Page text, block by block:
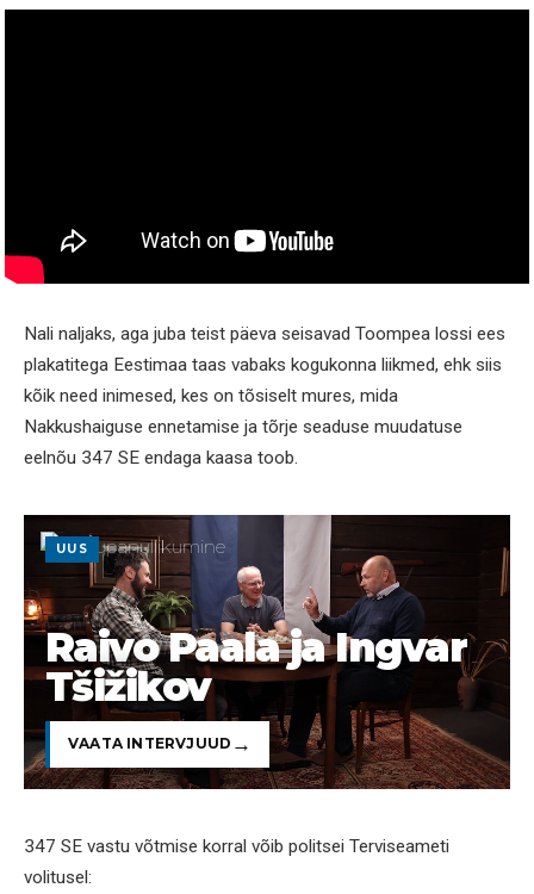
Nali naljaks, aga juba teist päeva seisavad Toompea lossi ees
plakatitega Eestimaa taas vabaks kogukonna liikmed, ehk siis
kõik need inimesed, kes on tõsiselt mures, mida
Nakkushaiguse ennetamise ja tõrje seaduse muudatuse
eelnõu 347 SE endaga kaasa toob.
UUS
Raivo Paala ja Ingvar
Tšižikov
VAATA INTERVJUUD
347 SE vastu võtmise korral võib politsei Terviseameti
volitusel: